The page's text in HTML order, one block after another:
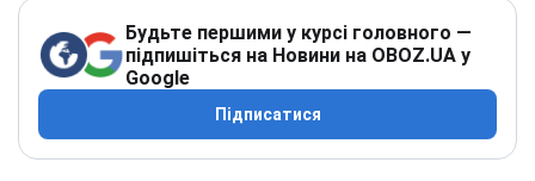
Будьте першими у курсі головного —
підпишіться на Новини на OBOZ.UA у
Google
Підписатися